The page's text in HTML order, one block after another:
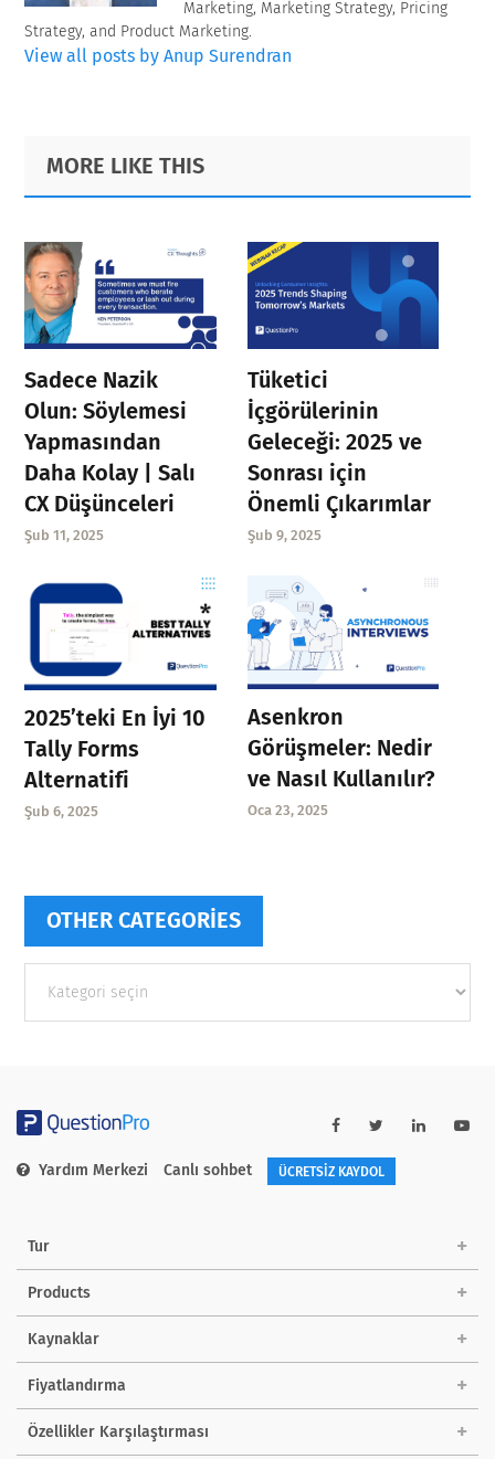
Marketing, Marketing Strategy, Pricing
Strategy, and Product Marketing.
View all posts by Anup Surendran
Primary
Sidebar
Footer
MORE LIKE THIS
Sadece Nazik
Olun: Söylemesi
Yapmasından
Daha Kolay | Salı
CX Düşünceleri
Şub 11, 2025
Tüketici
İçgörülerinin
Geleceği: 2025 ve
Sonrası için
Önemli Çıkarımlar
Şub 9, 2025
2025’teki En İyi 10
Tally Forms
Alternatifi
Şub 6, 2025
Asenkron
Görüşmeler: Nedir
ve Nasıl Kullanılır?
Oca 23, 2025
OTHER CATEGORIES
categories
Yardım Merkezi Canlı sohbet ÜCRETSİZ KAYDOL
Tur
Products
Kaynaklar
Fiyatlandırma
Özellikler Karşılaştırması